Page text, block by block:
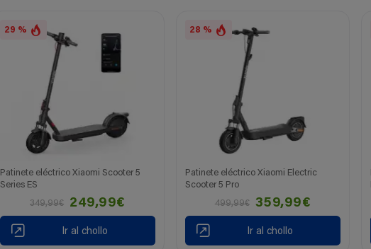
29 %
Patinete eléctrico Xiaomi Scooter 5
Series ES
349,99€
249,99€
Ir al chollo
28 %
Patinete eléctrico Xiaomi Electric
Scooter 5 Pro
499,99€
359,99€
Ir al chollo